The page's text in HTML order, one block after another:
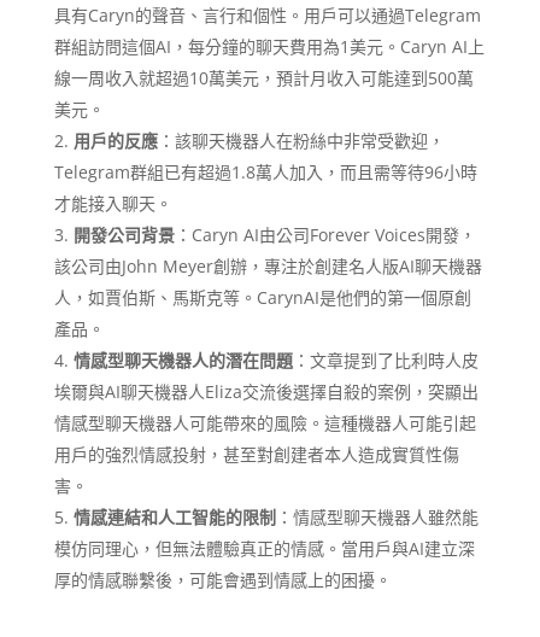
具有Caryn的聲音、言行和個性。用戶可以通過Telegram
群組訪問這個AI，每分鐘的聊天費用為1美元。Caryn AI上
線一周收入就超過10萬美元，預計月收入可能達到500萬
美元。
用戶的反應：該聊天機器人在粉絲中非常受歡迎，
Telegram群組已有超過1.8萬人加入，而且需等待96小時
才能接入聊天。
開發公司背景：Caryn AI由公司Forever Voices開發，
該公司由John Meyer創辦，專注於創建名人版AI聊天機器
人，如賈伯斯、馬斯克等。CarynAI是他們的第一個原創
產品。
情感型聊天機器人的潛在問題：文章提到了比利時人皮
埃爾與AI聊天機器人Eliza交流後選擇自殺的案例，突顯出
情感型聊天機器人可能帶來的風險。這種機器人可能引起
用戶的強烈情感投射，甚至對創建者本人造成實質性傷
害。
情感連結和人工智能的限制 ：情感型聊天機器人雖然能
模仿同理心，但無法體驗真正的情感。當用戶與AI建立深
厚的情感聯繫後，可能會遇到情感上的困擾。